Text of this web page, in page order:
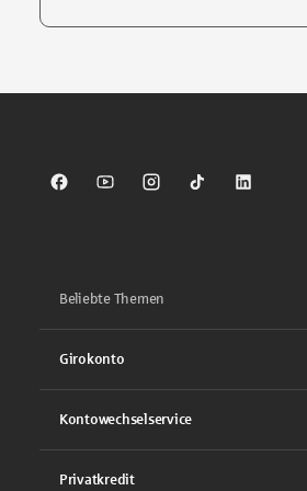
Sparkasse auf Facebook
Sparkasse auf Youtube
Sparkasse auf Instagram
Sparkasse auf
Beliebte Themen
Girokonto
Kontowechselservice
Privatkredit